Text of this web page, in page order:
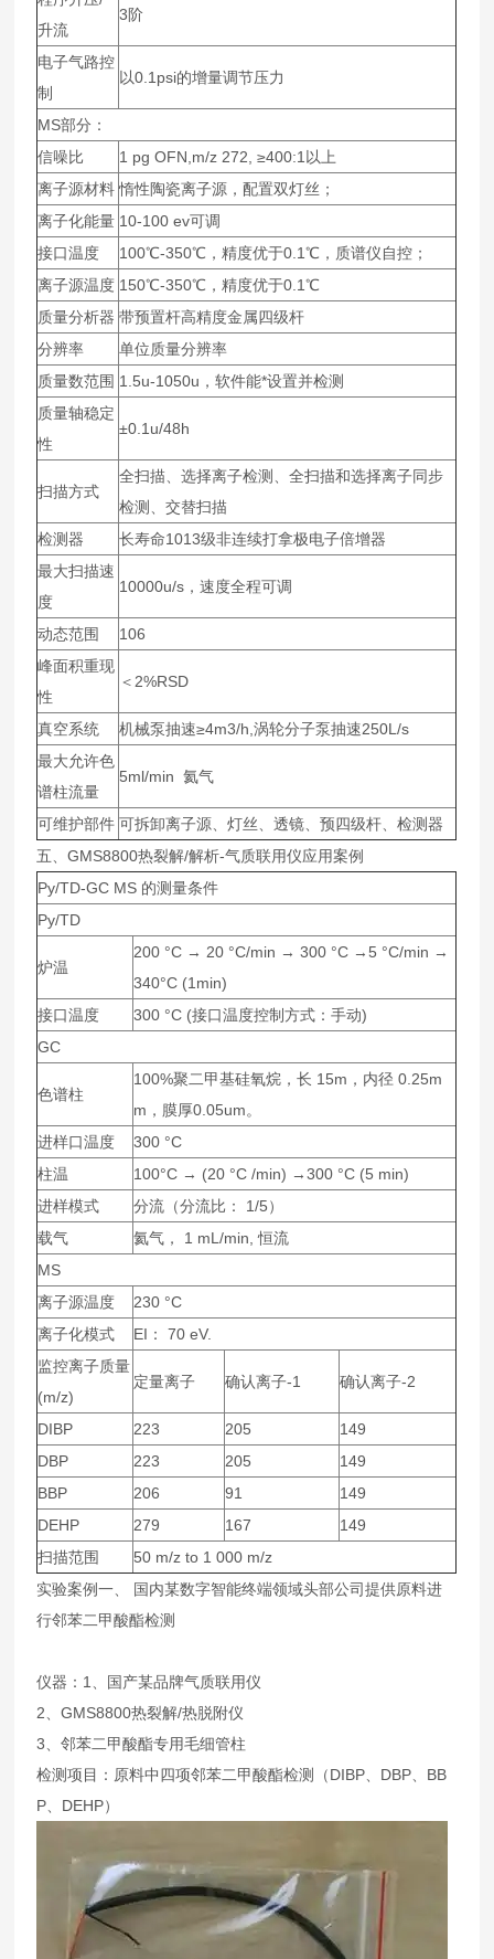
升流
3阶
电子气路控
制
以0.1psi的增量调节压力
MS部分：
信噪比
1 pg OFN,m/z 272, ≥400:1以上
离子源材料 惰性陶瓷离子源，配置双灯丝；
离子化能量 10-100 ev可调
接口温度
100℃-350℃，精度优于0.1℃，质谱仪自控；
离子源温度 150℃-350℃，精度优于0.1℃
质量分析器 带预置杆高精度金属四级杆
分辨率
单位质量分辨率
质量数范围 1.5u-1050u，软件能*设置并检测
质量轴稳定
性
±0.1u/48h
扫描方式
全扫描、选择离子检测、全扫描和选择离子同步
检测、交替扫描
检测器
长寿命1013级非连续打拿极电子倍增器
最大扫描速
度
10000u/s，速度全程可调
动态范围
106
峰面积重现
性
＜2%RSD
真空系统
机械泵抽速≥4m3/h,涡轮分子泵抽速250L/s
最大允许色
谱柱流量
5ml/min 氦气
可维护部件 可拆卸离子源、灯丝、透镜、预四级杆、检测器
五、GMS8800热裂解/解析-气质联用仪应用案例
Py/TD-GC MS 的测量条件
Py/TD
炉温
200 °C → 20 °C/min → 300 °C →5 °C/min →
340°C (1min)
接口温度
300 °C (接口温度控制方式：手动)
GC
色谱柱
100%聚二甲基硅氧烷，长 15m，内径 0.25m
m，膜厚0.05um。
进样口温度
300 °C
柱温
100°C → (20 °C /min) →300 °C (5 min)
进样模式
分流（分流比： 1/5）
载气
氦气， 1 mL/min, 恒流
MS
离子源温度
230 °C
离子化模式
EI： 70 eV.
监控离子质量
(m/z)
定量离子 确认离子-1 确认离子-2
DIBP 223 205
149
DBP
223 205
149
BBP
206 91
149
DEHP
279 167
149
扫描范围
50 m/z to 1 000 m/z
实验案例一、 国内某数字智能终端领域头部公司提供原料进
行邻苯二甲酸酯检测
仪器：1、国产某品牌气质联用仪
2、GMS8800热裂解/热脱附仪
3、邻苯二甲酸酯专用毛细管柱
检测项目：原料中四项邻苯二甲酸酯检测（DIBP、DBP、BB
P、DEHP）